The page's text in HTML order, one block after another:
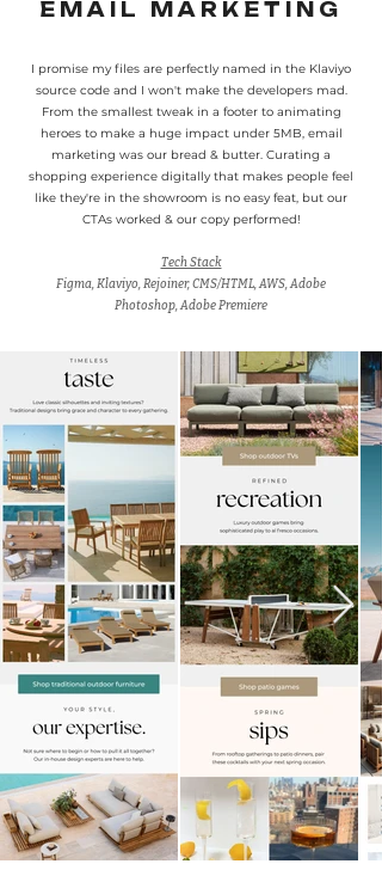
EMAIL MARKETING
I promise my files are perfectly named in the Klaviyo
source code and I won't make the developers mad.
From the smallest tweak in a footer to animating
heroes to make a huge impact under 5MB, email
marketing was our bread & butter. Curating a
shopping experience digitally that makes people feel
like they're in the showroom is no easy feat, but our
CTAs worked & our copy performed!
Tech Stack
Figma, Klaviyo, Rejoiner, CMS/HTML, AWS, Adobe
Photoshop, Adobe Premiere